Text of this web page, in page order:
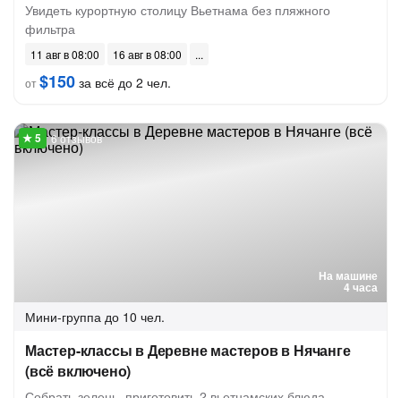
Увидеть курортную столицу Вьетнама без пляжного
фильтра
11 авг в 08:00
16 авг в 08:00
от$150 за всё до 2 чел.
На машине
4 часа
6 отзывов
Мини-группа до 10 чел.
Мастер-классы в Деревне мастеров в Нячанге
(всё включено)